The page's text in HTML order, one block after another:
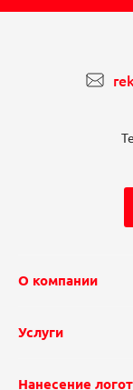
О компании
Услуги
Нанесение